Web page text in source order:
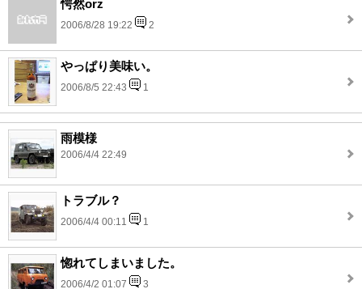
愕然orz
2006/8/28 19:22 2
やっぱり美味い。
2006/8/5 22:43 1
雨模様
2006/4/4 22:49
トラブル？
2006/4/4 00:11 1
惚れてしまいました。
2006/4/2 01:07 3